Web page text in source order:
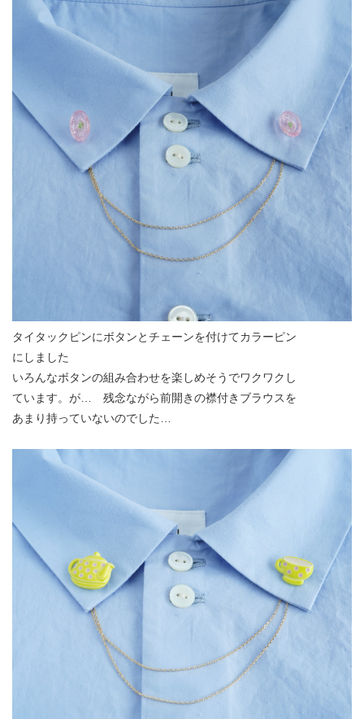
タイタックピンにボタンとチェーンを付けてカラーピン
にしました
いろんなボタンの組み合わせを楽しめそうでワクワクし
ています。が… 残念ながら前開きの襟付きブラウスを
あまり持っていないのでした…